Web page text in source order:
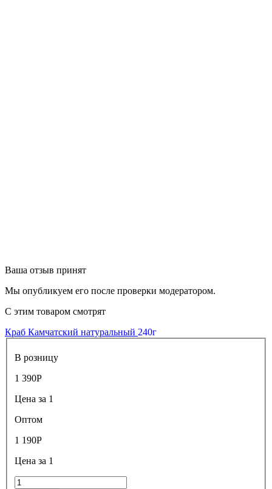
Ваша отзыв принят
Мы опубликуем его после проверки модератором.
С этим товаром смотрят
Краб Камчатский натуральный 240г
В розницу
1 390Р
Цена за 1
Оптом
1 190Р
Цена за 1